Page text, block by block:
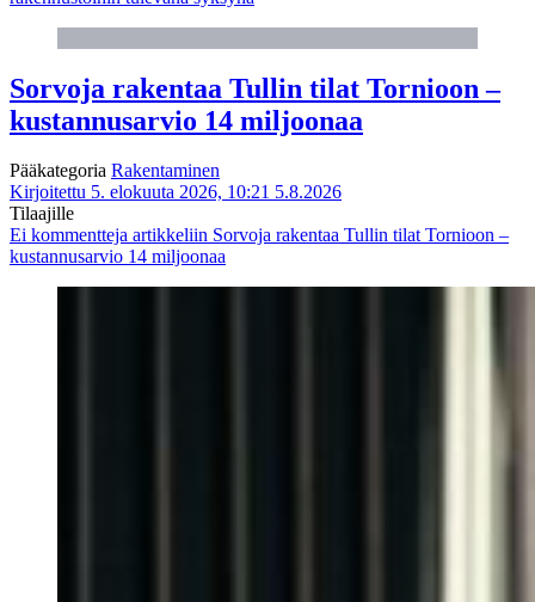
Sorvoja rakentaa Tullin tilat Tornioon –
kustannusarvio 14 miljoonaa
Pääkategoria Rakentaminen
Kirjoitettu 5. elokuuta 2026, 10:21 5.8.2026
Tilaajille
Ei kommentteja artikkeliin Sorvoja rakentaa Tullin tilat Tornioon –
kustannusarvio 14 miljoonaa